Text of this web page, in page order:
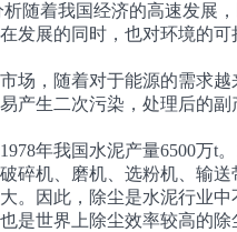
着我国经济的高速发展，
发展的同时，也对环境的
场，随着对于能源的需求
产生二次污染，处理后的
年我国水泥产量6500万t。
碎机、磨机、选粉机、输
。因此，除尘是水泥行业中
世界上除尘效率较高的